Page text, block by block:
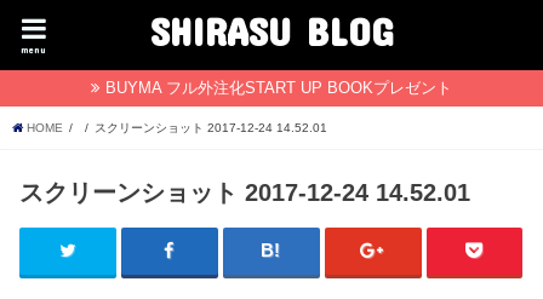
SHIRASU BLOG
menu
BUYMA フル外注化START UP BOOKプレゼント
HOME スクリーンショット 2017-12-24 14.52.01
スクリーンショット 2017-12-24 14.52.01